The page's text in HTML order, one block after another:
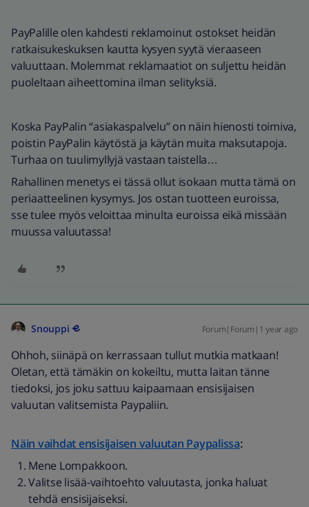
PayPalille olen kahdesti reklamoinut ostokset heidän
ratkaisukeskuksen kautta kysyen syytä vieraaseen
valuuttaan. Molemmat reklamaatiot on suljettu heidän
puoleltaan aiheettomina ilman selityksiä.
Koska PayPalin “asiakaspalvelu” on näin hienosti toimiva,
poistin PayPalin käytöstä ja käytän muita maksutapoja.
Turhaa on tuulimyllyjä vastaan taistella…
Rahallinen menetys ei tässä ollut isokaan mutta tämä on
periaatteelinen kysymys. Jos ostan tuotteen euroissa,
sse tulee myös veloittaa minulta euroissa eikä missään
muussa valuutassa!
Snouppi Forum|Forum|1 year ago
Ohhoh, siinäpä on kerrassaan tullut mutkia matkaan!
Oletan, että tämäkin on kokeiltu, mutta laitan tänne
tiedoksi, jos joku sattuu kaipaamaan ensisijaisen
valuutan valitsemista Paypaliin.
Näin vaihdat ensisijaisen valuutan Paypalissa:
Mene Lompakkoon.
Valitse lisää-vaihtoehto valuutasta, jonka haluat
tehdä ensisijaiseksi.